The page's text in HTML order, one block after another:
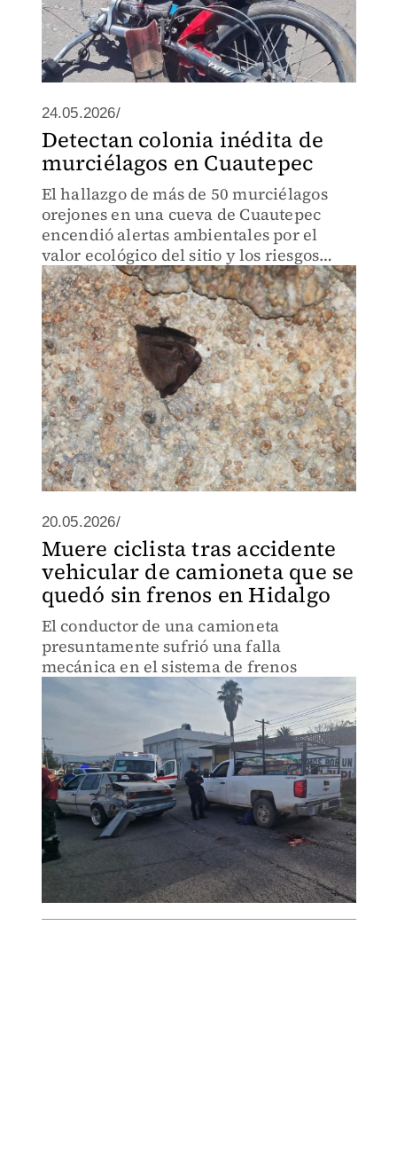
24.05.2026/
Detectan colonia inédita de
murciélagos en Cuautepec
El hallazgo de más de 50 murciélagos
orejones en una cueva de Cuautepec
encendió alertas ambientales por el
valor ecológico del sitio y los riesgos
derivados de actividades humanas
dentro de las cavernas.
20.05.2026/
Muere ciclista tras accidente
vehicular de camioneta que se
quedó sin frenos en Hidalgo
El conductor de una camioneta
presuntamente sufrió una falla
mecánica en el sistema de frenos